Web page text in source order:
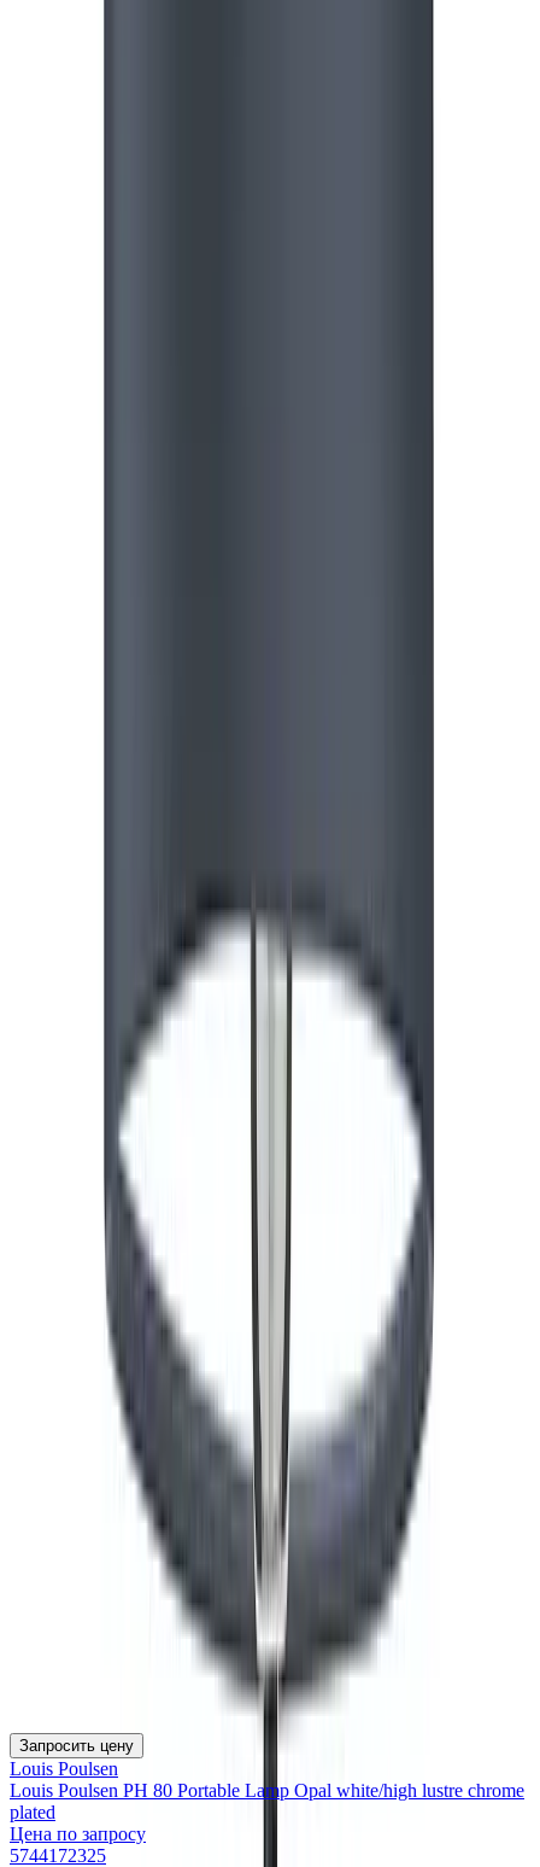
Запросить цену
Louis Poulsen
Louis Poulsen PH 80 Portable Lamp Opal white/high lustre chrome
plated
Цена по запросу
5744172325